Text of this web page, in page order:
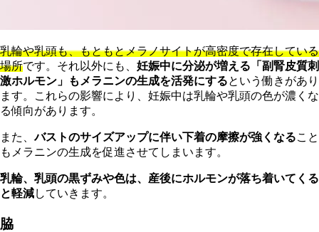
乳輪や乳頭も、もともとメラノサイトが高密度で存在している
場所です。それ以外にも、 妊娠中に分泌が増える「副腎皮質刺
激ホルモン」もメラニンの生成を活発にするという働きがあり
ます。これらの影響により、妊娠中は乳輪や乳頭の色が濃くな
る傾向があります。
また、バストのサイズアップに伴い下着の摩擦が強くなること
もメラニンの生成を促進させてしまいます。
乳輪、乳頭の黒ずみや色は、産後にホルモンが落ち着いてくる
と軽減していきます。
脇